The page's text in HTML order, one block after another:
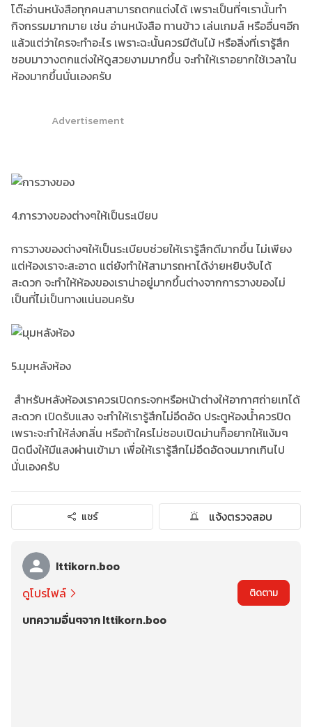
โต๊ะอ่านหนังสือทุกคนสามารถตกแต่งได้ เพราะเป็นที่ๆเรานั้นทำ
กิจกรรมมากมาย เช่น อ่านหนังสือ ทานข้าว เล่นเกมส์ หรืออื่นๆอีก
แล้วแต่ว่าใครจะทำอะไร เพราะฉะนั้นควรมีต้นไม้ หรือสิ่งที่เรารู้สึก
ชอบมาวางตกแต่งให้ดูสวยงามมากขึ้น จะทำให้เราอยากใช้เวลาใน
ห้องมากขึ้นนั่นเองครับ
Advertisement
4.การวางของต่างๆให้เป็นระเบียบ
การวางของต่างๆให้เป็นระเบียบช่วยให้เรารู้สึกดีมากขึ้น ไม่เพียง
แต่ห้องเราจะสะอาด แต่ยังทำให้สามารถหาได้ง่ายหยิบจับได้
สะดวก จะทำให้ห้องของเราน่าอยู่มากขึ้นต่างจากการวางของไม่
เป็นที่ไม่เป็นทางแน่นอนครับ
5.มุมหลังห้อง
สำหรับหลังห้องเราควรเปิดกระจกหรือหน้าต่างให้อากาศถ่ายเทได้
สะดวก เปิดรับแสง จะทำให้เรารู้สึกไม่อึดอัด ประตูห้องน้ำควรปิด
เพราะจะทำให้ส่งกลิ่น หรือถ้าใครไม่ชอบเปิดม่านก็อยากให้แง้มๆ
นิดนึงให้มีแสงผ่านเข้ามา เพื่อให้เรารู้สึกไม่อึดอัดจนมากเกินไป
นั่นเองครับ
แชร์ แจ้งตรวจสอบ
Ittikorn.boo
ดูโปรไฟล์
ติดตาม
บทความอื่นๆจาก Ittikorn.boo